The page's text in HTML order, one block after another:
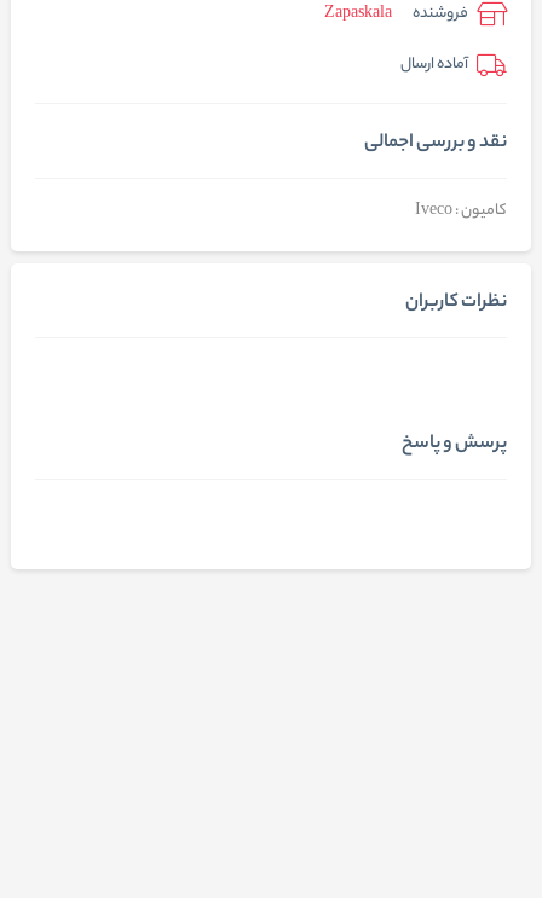
فروشنده
Zapaskala
آماده ارسال
نقد و بررسی اجمالی
کامیون : Iveco
نظرات کاربران
پرسش و پاسخ